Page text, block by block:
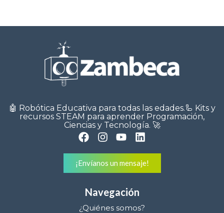
🤖 Robótica Educativa para todas las edades.🦾 Kits y
recursos STEAM para aprender Programación,
Ciencias y Tecnología. 🚀
¡Envíanos un mensaje!
Navegación
¿Quiénes somos?